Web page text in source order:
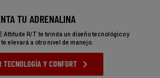
TU ADRENALINA
Attitude R/T te brinda un diseño tecnológico y
te elevará a otro nivel de manejo.
TECNOLOGÍA Y CONFORT